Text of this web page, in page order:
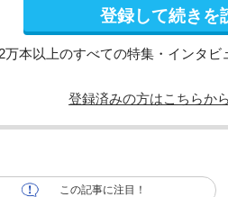
登録して続きを
万本以上のすべての特集・インタビ
登録済みの方はこちらか
この記事に注目！